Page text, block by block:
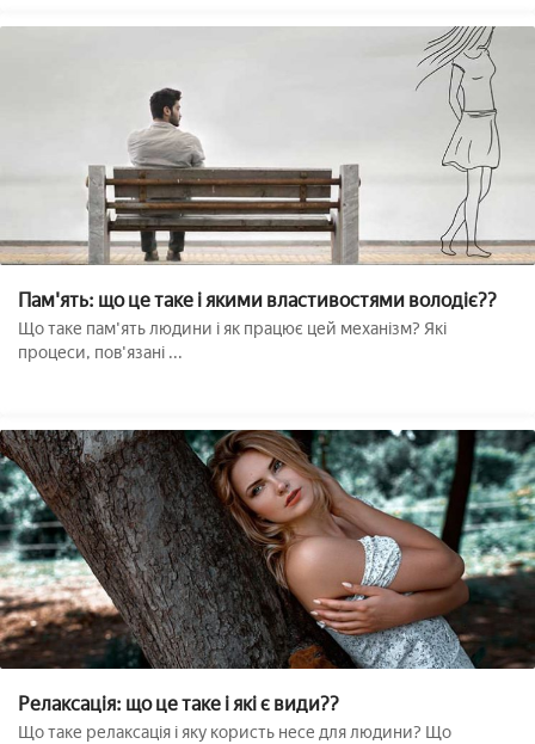
Пам'ять: що це таке і якими властивостями володіє??
Що таке пам'ять людини і як працює цей механізм? Які
процеси, пов'язані ...
Релаксація: що це таке і які є види??
Що таке релаксація і яку користь несе для людини? Що